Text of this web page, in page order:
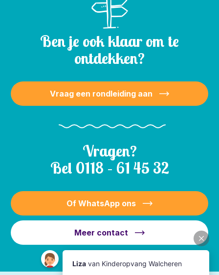
Ben je ook klaar om te
ontdekken?
Vraag een rondleiding aan
Vragen?
Bel 0118 – 61 45 32
Of WhatsApp ons
Meer contact